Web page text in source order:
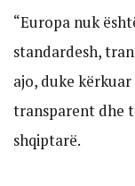
“Europa nuk
standardesh,
ajo, duke
transparent dhe
shqiptarë.